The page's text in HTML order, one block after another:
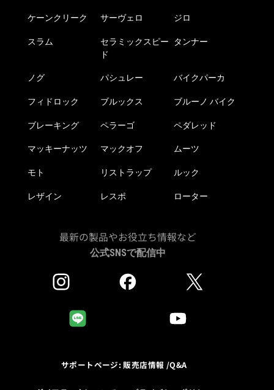
ケーンクリーク サーヴェロ ジロ
スラム
セラミックスピー
ド
タンナー
ノグ パシュレー バイクパーカ
フィドロック ブルックス ブルーノ バイク
ブレーキング ペラーゴ ペダレッド
マッキーナッツ マックオフ ムーツ
モト リストラップ ルック
レザイン レスポ ローター
最新の製品やお役立ち情報など
公式SNSで配信中
サポートページ: 販売店情報 /Q&A